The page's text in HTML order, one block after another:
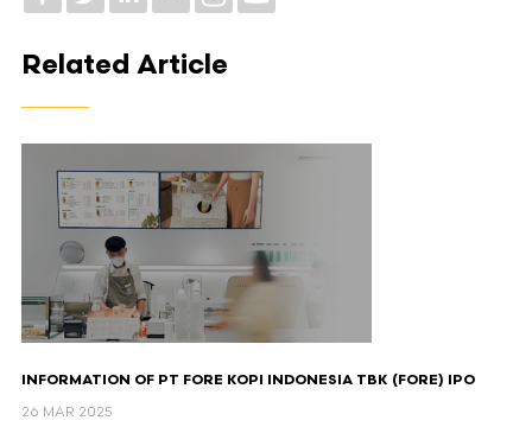
Related Article
INFORMATION OF PT FORE KOPI INDONESIA TBK (FORE) IPO
26 MAR 2025